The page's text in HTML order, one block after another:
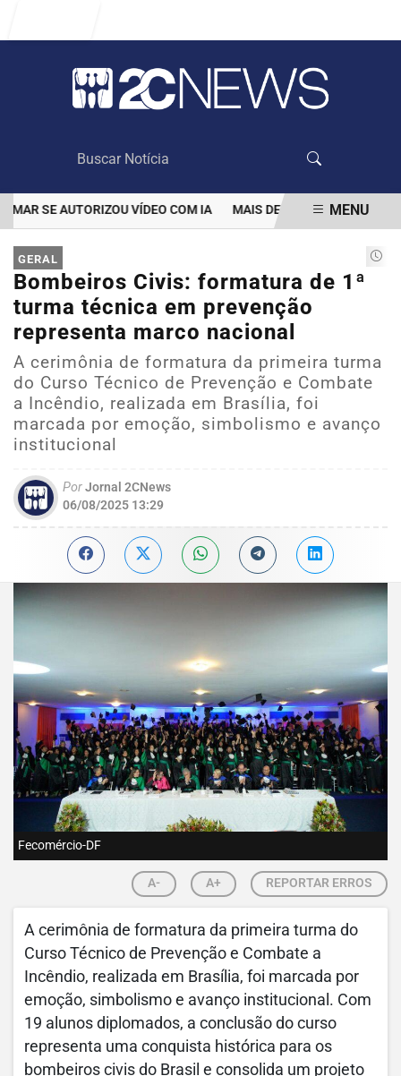
SE AUTORIZOU VÍDEO COM IA MAIS DE 100 MIL CLIENTES
EM ALTA
MENU
GERAL
Bombeiros Civis: formatura de 1ª
turma técnica em prevenção
representa marco nacional
A cerimônia de formatura da primeira turma
do Curso Técnico de Prevenção e Combate
a Incêndio, realizada em Brasília, foi
marcada por emoção, simbolismo e avanço
institucional
PorJornal 2CNews
06/08/2025 13:29
Fecomércio-DF
A- A+ REPORTAR ERROS
A cerimônia de formatura da primeira turma do
Curso Técnico de Prevenção e Combate a
Incêndio, realizada em Brasília, foi marcada por
emoção, simbolismo e avanço institucional. Com
19 alunos diplomados, a conclusão do curso
representa uma conquista histórica para os
bombeiros civis do Brasil e consolida um projeto